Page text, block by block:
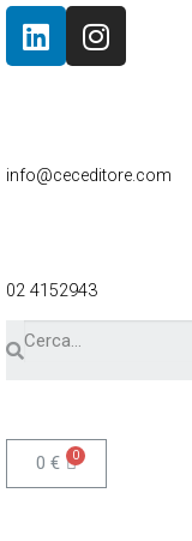
info@ceceditore.com
02 4152943
0 €